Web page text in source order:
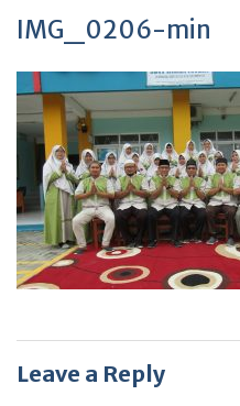
IMG_0206-min
Leave a Reply